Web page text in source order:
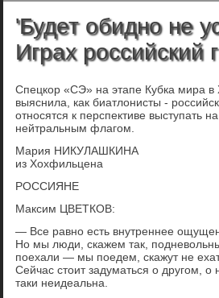
'Будет обидно не
Играх российский
Спецкор «СЭ» на этапе Кубка мира
выяснила, как биатлонисты -
относятся к перспективе выступать
нейтральным флагом.
Мария НИКУЛАШКИНА
из Хохфильцена
РОССИЯНЕ
Максим ЦВЕТКОВ:
— Все равно есть внутреннее
Но мы люди, скажем так,
поехали — мы поедем, скажут не
Сейчас стоит задуматься о другом,
таки неидеальна.